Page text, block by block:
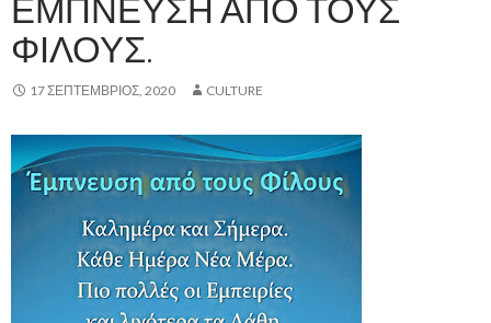
ΈΜΠΝΕΥΣΗ ΑΠΌ ΤΟΥΣ
ΦΊΛΟΥΣ.
17 ΣΕΠΤΈΜΒΡΙΟΣ, 2020 CULTURE